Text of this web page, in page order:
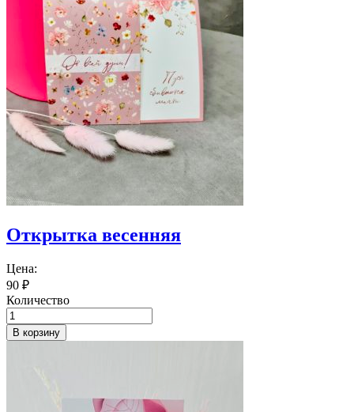
Открытка весенняя
Цена:
90 ₽
Количество
В корзину